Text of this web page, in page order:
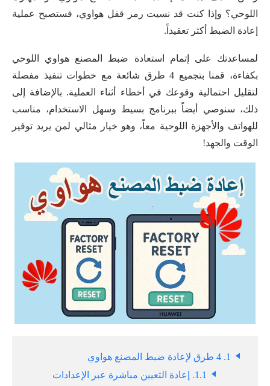
اللوحي؟ وإذا كنت قد نسيت رمز قفل هواوي، فستصبح عملية
إعادة الضبط أكثر تعقيداً.
لمساعدتك على إتمام استعادة ضبط المصنع هواوي اللوحي
بكفاءة، قمنا بتجميع 4 طرق شائعة مع خطوات تنفيذ مفصلة
لتقليل احتمالية وقوعك في أخطاء أثناء العملية. بالإضافة إلى
ذلك، سنوصي أيضاً ببرنامج بسيط وسهل الاستخدام، مناسب
للهواتف والأجهزة اللوحية معاً، وهو خيار مثالي لمن يريد توفير
الوقت والجهد!
1. 4 طرق لإعادة ضبط المصنع هواوي
1.1. إعادة التعيين مباشرة عبر الإعدادات